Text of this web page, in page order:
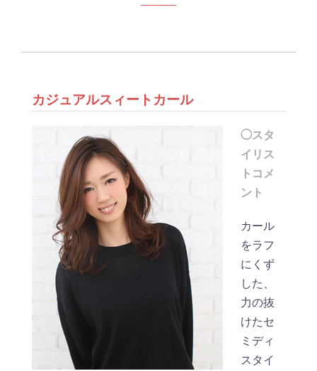
カジュアルスィートカール
◯スタ
イリス
トコメ
ント
カール
をラフ
にくず
した、
力の抜
けたセ
ミディ
スタイ